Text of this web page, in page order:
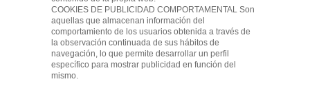
COOKIES DE PUBLICIDAD COMPORTAMENTAL Son
aquellas que almacenan información del
comportamiento de los usuarios obtenida a través de
la observación continuada de sus hábitos de
navegación, lo que permite desarrollar un perfil
específico para mostrar publicidad en función del
mismo.